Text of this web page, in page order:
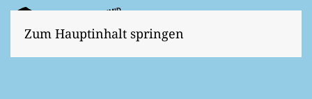
Zum Hauptinhalt springen